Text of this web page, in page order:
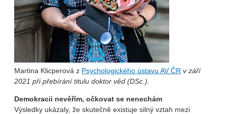
Martina Klicperová z Psychologického ústavu AV ČR v září
2021 při přebírání titulu doktor věd (DSc.).
Demokracii nevěřím, očkovat se nenechám
Výsledky ukázaly, že skutečně existuje silný vztah mezi